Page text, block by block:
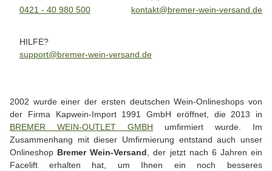
0421 - 40 980 500
kontakt@bremer-wein-versand.de
HILFE?
support@bremer-wein-versand.de
2002 wurde einer der ersten deutschen Wein-Onlineshops von
der Firma Kapwein-Import 1991 GmbH eröffnet, die 2013 in
BREMER WEIN-OUTLET GMBH umfirmiert wurde. Im
Zusammenhang mit dieser Umfirmierung entstand auch unser
Onlineshop Bremer Wein-Versand, der jetzt nach 6 Jahren ein
Facelift erhalten hat, um Ihnen ein noch besseres